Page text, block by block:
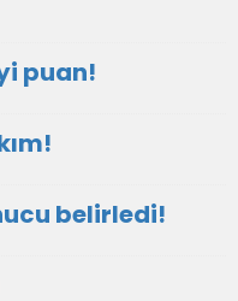
puan!
belirledi!